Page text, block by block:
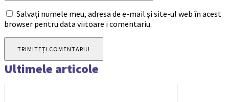
Salvați numele meu, adresa de e-mail și site-ul web în acest
browser pentru data viitoare i comentariu.
Ultimele articole